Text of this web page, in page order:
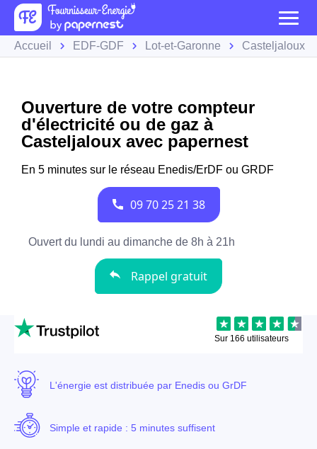
Accueil EDF-GDF Lot-et-Garonne Casteljaloux